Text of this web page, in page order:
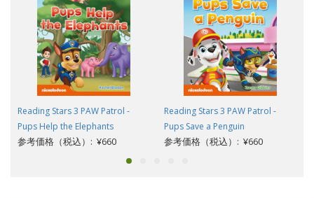
Reading Stars 3 PAW Patrol -
Pups Help the Elephants
参考価格（税込）: ¥660
Reading Stars 3 PAW Patrol -
Pups Save a Penguin
参考価格（税込）: ¥660